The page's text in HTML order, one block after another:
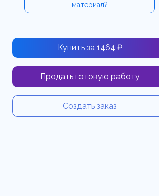
материал?
Купить за 1464 ₽
Продать готовую работу
Создать заказ